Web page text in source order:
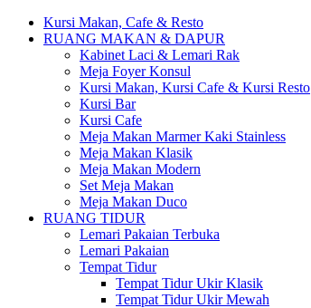
Kursi Makan, Cafe & Resto
RUANG MAKAN & DAPUR
Kabinet Laci & Lemari Rak
Meja Foyer Konsul
Kursi Makan, Kursi Cafe & Kursi Resto
Kursi Bar
Kursi Cafe
Meja Makan Marmer Kaki Stainless
Meja Makan Klasik
Meja Makan Modern
Set Meja Makan
Meja Makan Duco
RUANG TIDUR
Lemari Pakaian Terbuka
Lemari Pakaian
Tempat Tidur
Tempat Tidur Ukir Klasik
Tempat Tidur Ukir Mewah